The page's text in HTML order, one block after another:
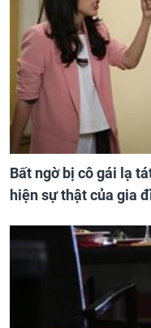
Bất ngờ bị cô gái lạ
hiện sự thật của gia